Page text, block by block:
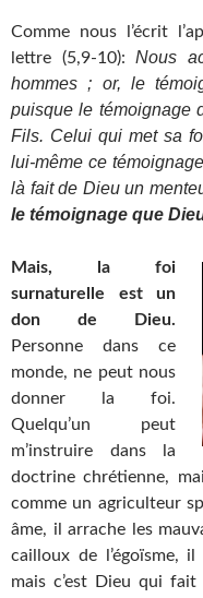
Comme nous l’écrit
lettre (5,9-10):Nous
hommes ; or, le
puisque le témoignage
Fils. Celui qui met sa
lui-même ce
là fait de Dieu un
le témoignage que
Mais, la foi
surnaturelle est un
don de Dieu.
Personne dans ce
monde, ne peut nous
donner la foi.
Quelqu’un peut
m’instruire dans la
doctrine chrétienne,
comme un agriculteur
âme, il arrache les
cailloux de l’égoïsme,
mais c’est Dieu qui